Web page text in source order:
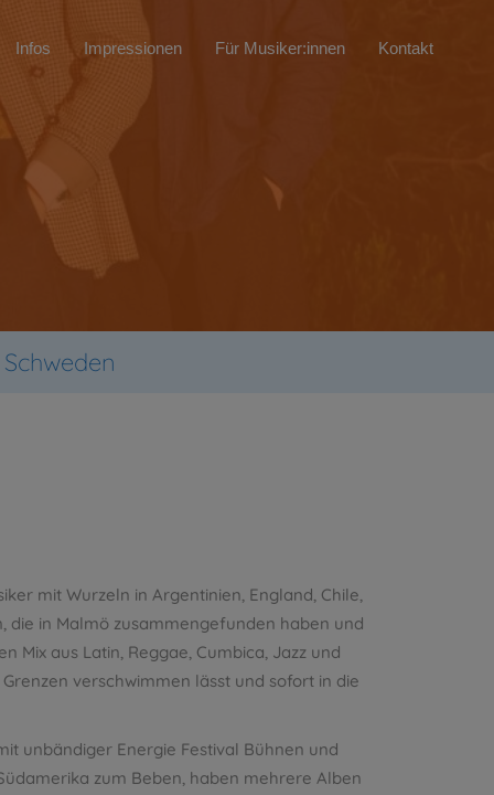
Infos Impressionen Für Musiker:innen Kontakt
mit Wurzeln in Argentinien, England, Chile,
die in Malmö zusammengefunden haben und
Mix aus Latin, Reggae, Cumbica, Jazz und
verschwimmen lässt und sofort in die
unbändiger Energie Festival Bühnen und
zum Beben, haben mehrere Alben